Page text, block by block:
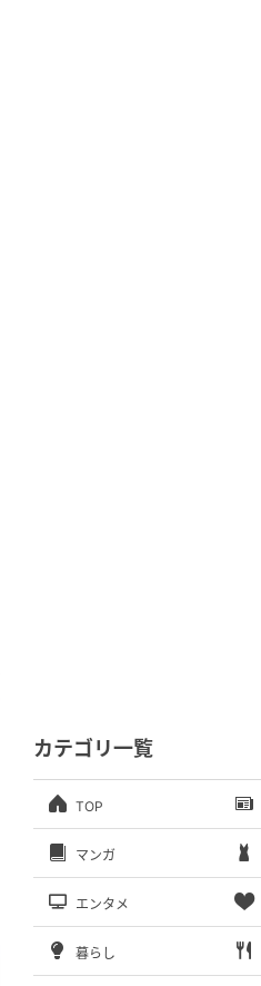
カテゴリ一覧
TOP
マンガ
エンタメ
暮らし